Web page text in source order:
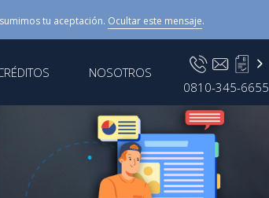
tu aceptación. Ocultar este mensaje.
NOSOTROS
0810-345-6655